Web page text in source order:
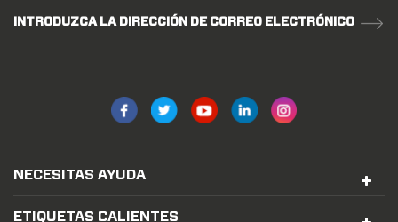
INTRODUZCA LA DIRECCIÓN DE CORREO ELECTRÓNICO
NECESITAS AYUDA
ETIQUETAS CALIENTES